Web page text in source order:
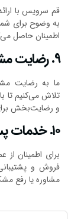
قم سرویس با
به وضوح برای
اطمینان حاصل
۹. رضایت مشتریان:
ما به رضایت
تلاش می‌کنیم تا
و رضایت‌بخش
۱۰. خدمات پس از فروش:
برای اطمینان
فروش و
مشاوره یا رفع